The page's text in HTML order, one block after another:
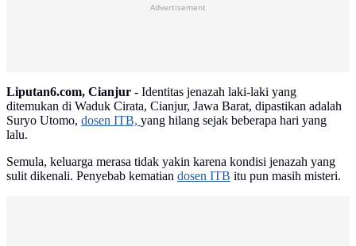
Advertisement
Liputan6.com, Cianjur - Identitas jenazah laki-laki yang
ditemukan di Waduk Cirata, Cianjur, Jawa Barat, dipastikan adalah
Suryo Utomo, dosen ITB, yang hilang sejak beberapa hari yang
lalu.
Semula, keluarga merasa tidak yakin karena kondisi jenazah yang
sulit dikenali. Penyebab kematian dosen ITB itu pun masih misteri.